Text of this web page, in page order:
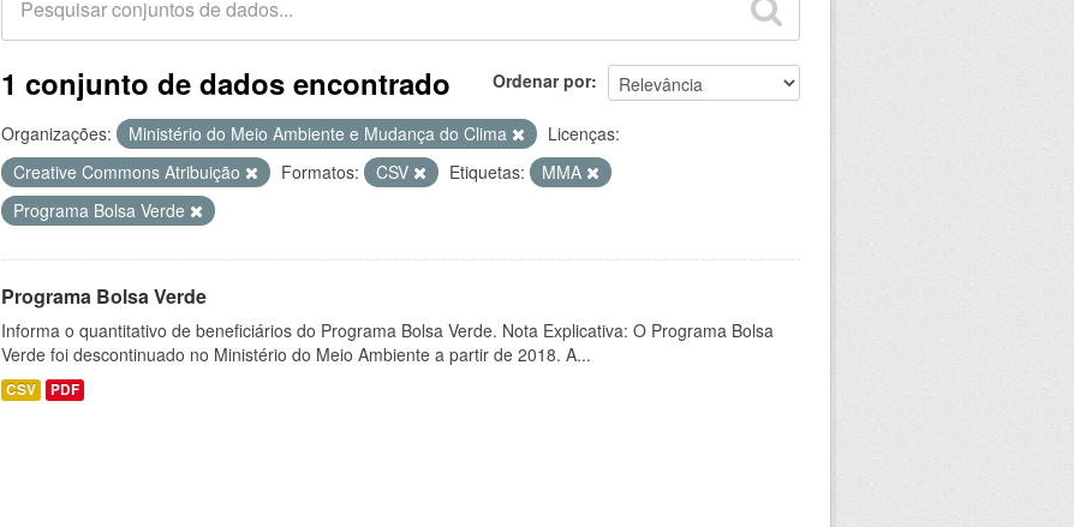
Ordenar por
1 conjunto de dados encontrado
Organizações: Ministério do Meio Ambiente e Mudança do Clima
Licenças:
Creative Commons Atribuição
Formatos: CSV Etiquetas:
MMA
Programa Bolsa Verde
Programa Bolsa Verde
Informa o quantitativo de beneficiários do Programa Bolsa Verde. Nota Explicativa: O Programa Bolsa
Verde foi descontinuado no Ministério do Meio Ambiente a partir de 2018. A...
CSV PDF